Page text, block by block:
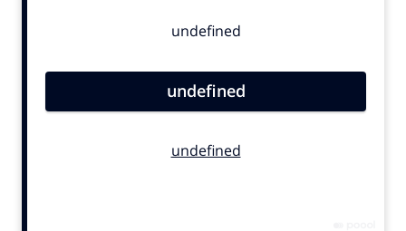
Contentmarketing